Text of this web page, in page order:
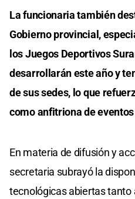
La funcionaria también
Gobierno provincial,
los Juegos Deportivos
desarrollarán este año y
de sus sedes, lo que
como anfitriona de
En materia de difusión y
secretaria subrayó la
tecnológicas abiertas tanto